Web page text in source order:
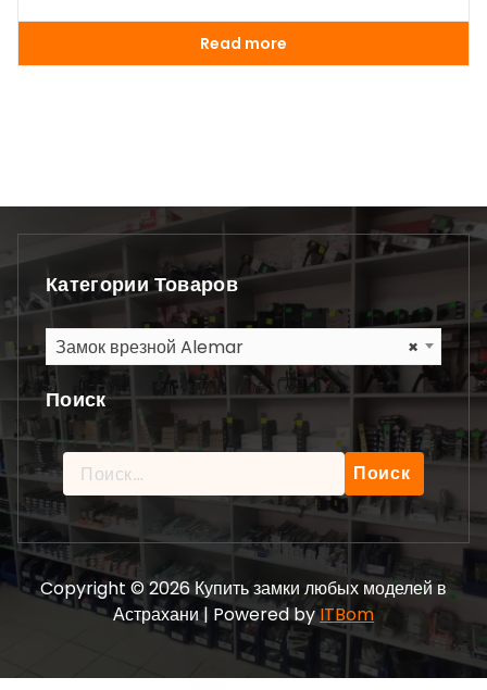
Read more
Категории Товаров
×
Замок врезной Alemar
Поиск
Найти:
Copyright © 2026 Купить замки любых моделей в
Астрахани | Powered byITBom